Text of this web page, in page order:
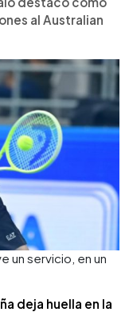
al Australian
un servicio, en un
deja huella en la